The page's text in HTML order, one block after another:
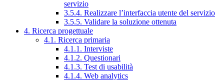
servizio
3.5.4. Realizzare l’interfaccia utente del servizio
3.5.5. Validare la soluzione ottenuta
4. Ricerca progettuale
4.1. Ricerca primaria
4.1.1. Interviste
4.1.2. Questionari
4.1.3. Test di usabilità
4.1.4. Web analytics